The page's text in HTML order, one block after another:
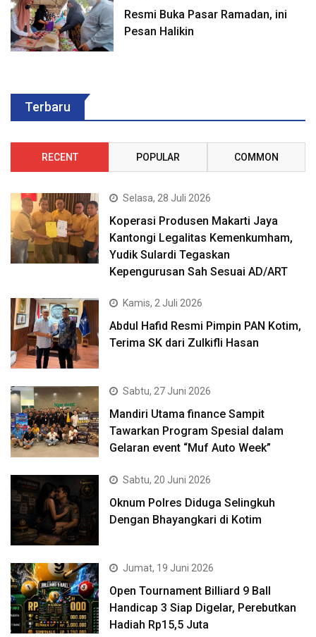
Resmi Buka Pasar Ramadan, ini
Pesan Halikin
Terbaru
RECENT POPULAR COMMON
Selasa, 28 Juli 2026
Koperasi Produsen Makarti Jaya
Kantongi Legalitas Kemenkumham,
Yudik Sulardi Tegaskan
Kepengurusan Sah Sesuai AD/ART
Kamis, 2 Juli 2026
Abdul Hafid Resmi Pimpin PAN Kotim,
Terima SK dari Zulkifli Hasan
Sabtu, 27 Juni 2026
Mandiri Utama finance Sampit
Tawarkan Program Spesial dalam
Gelaran event “Muf Auto Week”
Sabtu, 20 Juni 2026
Oknum Polres Diduga Selingkuh
Dengan Bhayangkari di Kotim
Jumat, 19 Juni 2026
Open Tournament Billiard 9 Ball
Handicap 3 Siap Digelar, Perebutkan
Hadiah Rp15,5 Juta